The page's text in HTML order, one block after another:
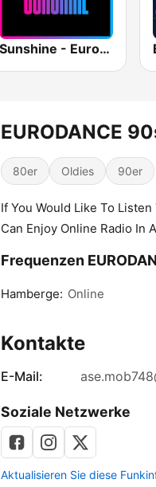
Sunshine - Eurodance
EURODANCE
80er Oldies 90er
If You Would Like To
Can Enjoy Online Radio In
Frequenzen
Hamberge: Online
Kontakte
E-Mail:
Soziale Netzwerke
Aktualisieren Sie diese